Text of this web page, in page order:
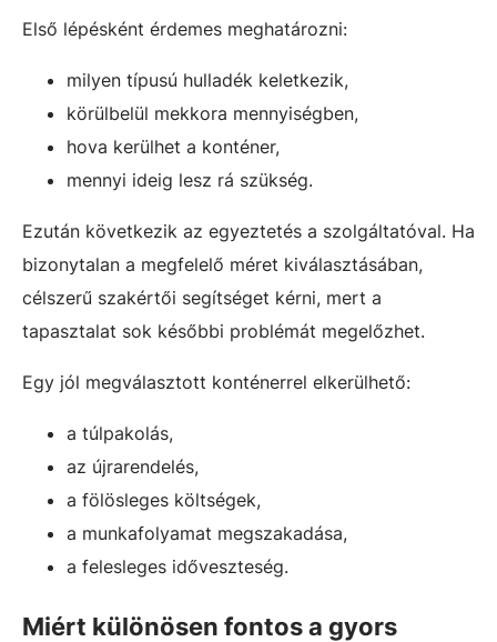
Első lépésként érdemes meghatározni:
milyen típusú hulladék keletkezik,
körülbelül mekkora mennyiségben,
hova kerülhet a konténer,
mennyi ideig lesz rá szükség.
Ezután következik az egyeztetés a szolgáltatóval. Ha
bizonytalan a megfelelő méret kiválasztásában,
célszerű szakértői segítséget kérni, mert a
tapasztalat sok későbbi problémát megelőzhet.
Egy jól megválasztott konténerrel elkerülhető:
a túlpakolás,
az újrarendelés,
a fölösleges költségek,
a munkafolyamat megszakadása,
a felesleges időveszteség.
Miért különösen fontos a gyors